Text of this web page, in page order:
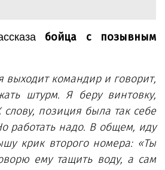
бойца с позывным
командир и говорит,
штурм. Я беру винтовку,
позиция была так себе
работать надо. В общем, иду
крик второго номера: «Ты
ему тащить воду, а сам